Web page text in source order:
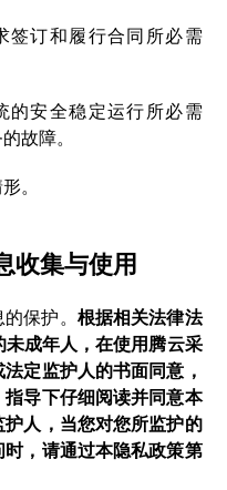
签订和履行合同所必需
的安全稳定运行所必需
故障。
。
收集与使用
保护。 根据相关法律法
成年人，在使用腾云采
定监护人的书面同意，
导下仔细阅读并同意本
人，当您对您所监护的
，请通过本隐私政策第